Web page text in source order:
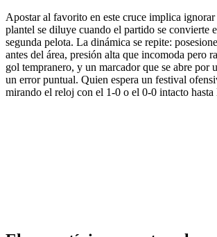
Apostar al favorito en este cruce implica
plantel se diluye cuando el partido se convierte
segunda pelota. La dinámica se repite:
antes del área, presión alta que incomoda pero
gol tempranero, y un marcador que se abre por
un error puntual. Quien espera un festival
mirando el reloj con el 1-0 o el 0-0 intacto hasta